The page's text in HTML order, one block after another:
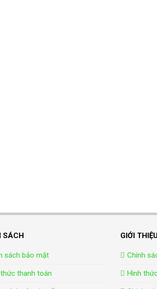
SÁCH
sách bảo mật
thanh toán
GIỚI
Chính
Hình